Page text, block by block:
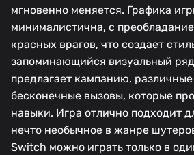
мгновенно меняется. Графика
минималистична, с
красных врагов, что создает
запоминающийся визуальный ряд.
предлагает кампанию,
бесконечные вызовы, которые
навыки. Игра отлично подходит
нечто необычное в жанре
Switch можно играть только в